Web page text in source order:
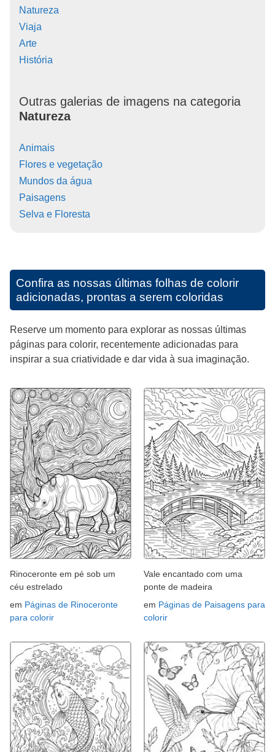
Natureza
Viaja
Arte
História
Outras galerias de imagens na categoria
Natureza
Animais
Flores e vegetação
Mundos da água
Paisagens
Selva e Floresta
Confira as nossas últimas folhas de colorir
adicionadas, prontas a serem coloridas
Reserve um momento para explorar as nossas últimas
páginas para colorir, recentemente adicionadas para
inspirar a sua criatividade e dar vida à sua imaginação.
Rinoceronte em pé sob um
céu estrelado
em Páginas de Rinoceronte
para colorir
Vale encantado com uma
ponte de madeira
em Páginas de Paisagens para
colorir